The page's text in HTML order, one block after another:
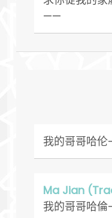
——
我的哥哥哈
Ma Jian
我的哥哥哈